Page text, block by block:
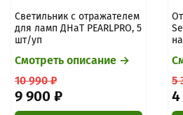
Светильник с отражателем
для ламп ДНаТ PEARLPRO, 5
шт/уп
Смотреть описание →
10 990 ₽
9 900 ₽
5
4